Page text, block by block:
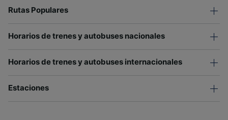
Rutas Populares
Horarios de trenes y autobuses nacionales
Horarios de trenes y autobuses internacionales
Estaciones